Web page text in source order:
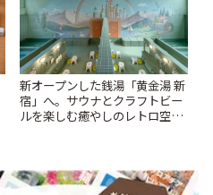
新オープンした銭湯「黄金湯 新
宿」へ。サウナとクラフトビー
ルを楽しむ癒やしのレトロ空間